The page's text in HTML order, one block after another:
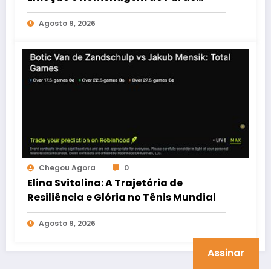
Lionel Messi na Copa das Ligas
Agosto 9, 2026
Chegou Agora 0
Elina Svitolina: A Trajetória de
Resiliência e Glória no Tênis Mundial
Agosto 9, 2026
Assinar